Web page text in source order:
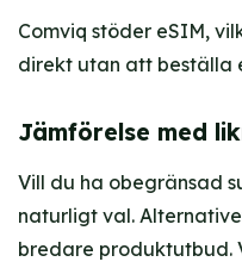
Comviq stöder eSIM,
direkt utan att beställa
Jämförelse med
Vill du ha obegränsad
naturligt val.
bredare produktutbud.